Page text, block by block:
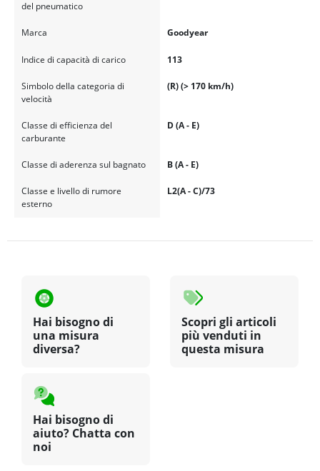
del pneumatico
Marca Goodyear
Indice di capacità di carico 113
Simbolo della categoria di
velocità
(R) (> 170 km/h)
Classe di efficienza del
carburante
D (A - E)
Classe di aderenza sul bagnato B (A - E)
Classe e livello di rumore
esterno
L2(A - C)/73
Hai bisogno di
una misura
diversa?
Scopri gli articoli
più venduti in
questa misura
Hai bisogno di
aiuto? Chatta con
noi